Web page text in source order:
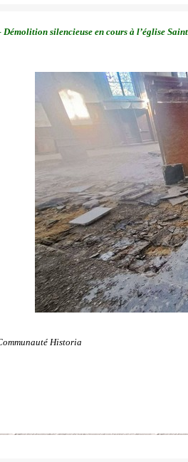
silencieuse en cours à l’église
Historia